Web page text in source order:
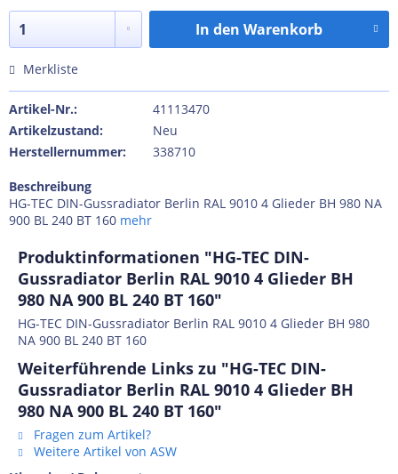
In den Warenkorb
Merkliste
Artikel-Nr.:
41113470
Artikelzustand:
Neu
Herstellernummer:
338710
Beschreibung
HG-TEC DIN-Gussradiator Berlin RAL 9010 4 Glieder BH 980 NA
900 BL 240 BT 160 mehr
Produktinformationen "HG-TEC DIN-
Gussradiator Berlin RAL 9010 4 Glieder BH
980 NA 900 BL 240 BT 160"
HG-TEC DIN-Gussradiator Berlin RAL 9010 4 Glieder BH 980
NA 900 BL 240 BT 160
Weiterführende Links zu "HG-TEC DIN-
Gussradiator Berlin RAL 9010 4 Glieder BH
980 NA 900 BL 240 BT 160"
Fragen zum Artikel?
Weitere Artikel von ASW